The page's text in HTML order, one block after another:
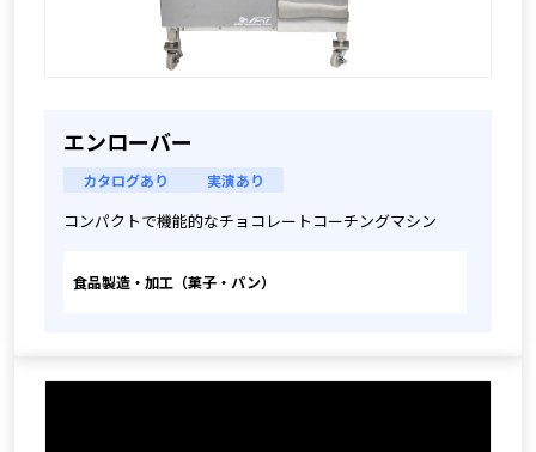
エンローバー
カタログあり 実演あり
コンパクトで機能的なチョコレートコーチングマシン
食品製造・加工（菓子・パン）